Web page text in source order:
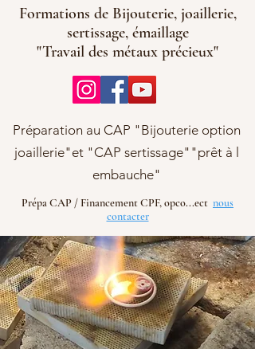
Formations de Bijouterie, joaillerie,
sertissage, émaillage
"Travail des métaux précieux"
Préparation au CAP "Bijouterie option
joaillerie"et "CAP sertissage""prêt à l
embauche"
Prépa CAP / Financement CPF, opco...ect nous
contacter